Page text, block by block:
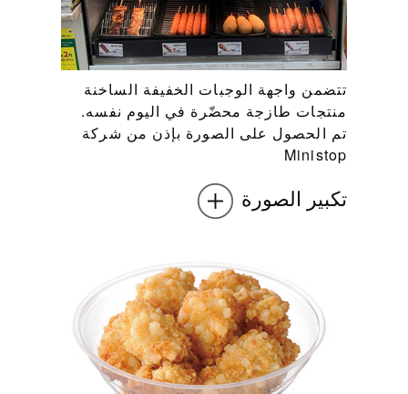
تتضمن واجهة الوجبات الخفيفة الساخنة
منتجات طازجة محضّرة في اليوم نفسه.
تم الحصول على الصورة بإذن من شركة
Ministop
تكبير الصورة